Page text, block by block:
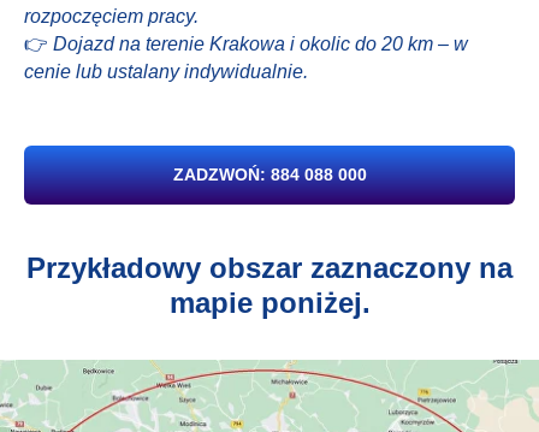
rozpoczęciem pracy.
👉 Dojazd na terenie Krakowa i okolic do 20 km – w
cenie lub ustalany indywidualnie.
ZADZWOŃ: 884 088 000
Przykładowy obszar zaznaczony na
mapie poniżej.